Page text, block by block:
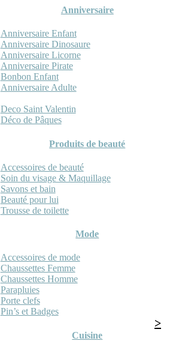
Anniversaire
Anniversaire Enfant
Anniversaire Dinosaure
Anniversaire Licorne
Anniversaire Pirate
Bonbon Enfant
Anniversaire Adulte
Deco Saint Valentin
Déco de Pâques
Produits de beauté
Accessoires de beauté
Soin du visage & Maquillage
Savons et bain
Beauté pour lui
Trousse de toilette
Mode
Accessoires de mode
Chaussettes Femme
Chaussettes Homme
Parapluies
Porte clefs
Pin’s et Badges
Cuisine